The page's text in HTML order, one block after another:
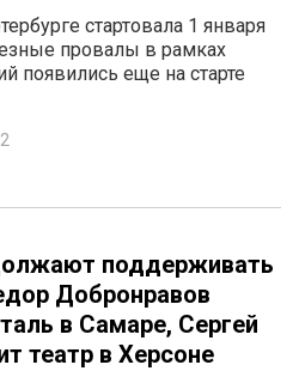
стартовала 1 января
провалы в рамках
появились еще на старте
поддерживать
Добронравов
в Самаре, Сергей
театр в Херсоне